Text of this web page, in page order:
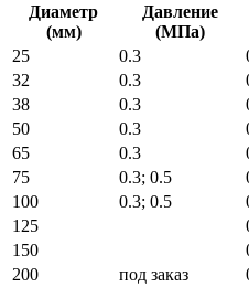
Диаметр
(мм)
Давление
(МПа)
25
0.3
32
0.3
38
0.3
50
0.3
65
0.3
75
0.3; 0.5
100
0.3; 0.5
125
150
200
под заказ